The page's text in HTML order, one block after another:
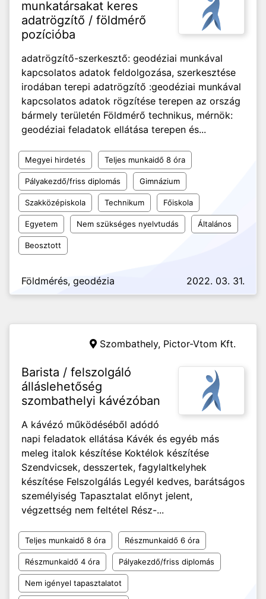
munkatársakat keres
adatrögzítő / földmérő
pozícióba
adatrögzítő-szerkesztő: geodéziai munkával
kapcsolatos adatok feldolgozása, szerkesztése
irodában terepi adatrögzítő :geodéziai munkával
kapcsolatos adatok rögzítése terepen az ország
bármely területén Földmérő technikus, mérnök:
geodéziai feladatok ellátása terepen és...
Megyei hirdetés Teljes munkaidő 8 óra
Pályakezdő/friss diplomás Gimnázium
Szakközépiskola Technikum Főiskola
Egyetem Nem szükséges nyelvtudás Általános
Beosztott
Földmérés, geodézia 2022. 03. 31.
Szombathely, Pictor-Vtom Kft.
Barista / felszolgáló
álláslehetőség
szombathelyi kávézóban
A kávézó működéséből adódó
napi feladatok ellátása Kávék és egyéb más
meleg italok készítése Koktélok készítése
Szendvicsek, desszertek, fagylaltkelyhek
készítése Felszolgálás Legyél kedves, barátságos
személyiség Tapasztalat előnyt jelent,
végzettség nem feltétel Rész-...
Teljes munkaidő 8 óra Részmunkaidő 6 óra
Részmunkaidő 4 óra Pályakezdő/friss diplomás
Nem igényel tapasztalatot